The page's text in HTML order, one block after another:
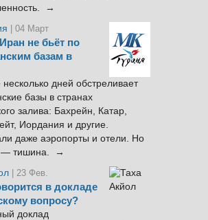
→
| 04 Март
не бьёт по
базам в
дней обстреливает
базы в странах
залива: Бахрейн, Катар,
Иордания и другие.
даже аэропорты и отели. Но
— тишина. →
| 23 Фев.
в докладе
вопросу?
доклад